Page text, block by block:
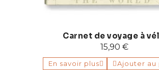
Carnet de voyage à
15,90 €
En savoir plus Ajouter au